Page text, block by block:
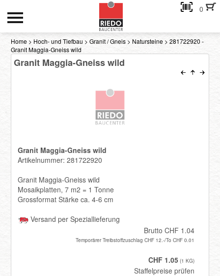
0
HOCH- UND TIEFBAU
INNENAUSBAU
eMail-Adresse
Passwort:
Passwort anfordern
Home > Hoch- und Tiefbau >Granit / Gneis > Natursteine > 281722920 -
Granit Maggia-Gneiss wild
Granit Maggia-Gneiss wild
Granit Maggia-Gneiss wild
Artikelnummer: 281722920
Granit Maggia-Gneiss wild
Mosaikplatten, 7 m2 = 1 Tonne
Grossformat Stärke ca. 4-6 cm
Versand per Speziallieferung
Brutto CHF 1.04
Temporärer Treibstoffzuschlag CHF 12.-/To CHF 0.01
CHF 1.05(1 KG)
Staffelpreise prüfen